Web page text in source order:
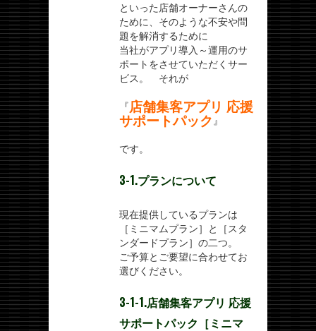
といった店舗オーナーさんの
ために、そのような不安や問
題を解消するために
当社がアプリ導入～運用のサ
ポートをさせていただくサー
ビス。 それが
『店舗集客アプリ 応援
サポートパック 』
です。
3-1.プランについて
現在提供しているプランは
［ミニマムプラン］と［スタ
ンダードプラン］の二つ。
ご予算とご要望に合わせてお
選びください。
3-1-1.店舗集客アプリ 応援
サポートパック［ミニマ